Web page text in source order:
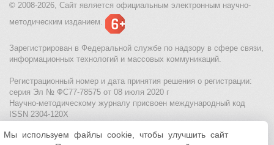
© 2008-2026, Сайт является официальным электронным научно-
методическим изданием.
Зарегистрирован в Федеральной службе по надзору в сфере связи,
информационных технологий и массовых коммуникаций.
Регистрационный номер и дата принятия решения о регистрации:
серия Эл № ФС77-78575 от 08 июля 2020 г
Научно-методическому журналу присвоен международный код
ISSN 2304-120X
МЦИТО|Школьные олимпиады и онлайн конкурсы для детей
Мы используем файлы cookie, чтобы улучшить сайт